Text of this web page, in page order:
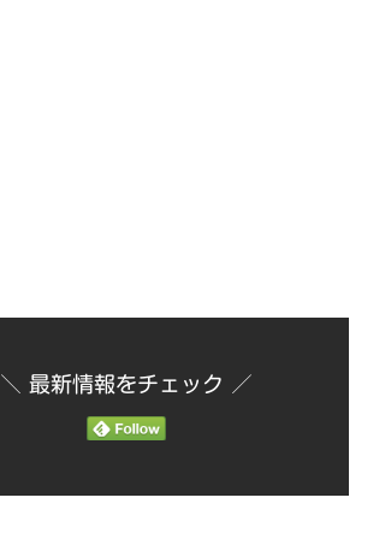
＼ 最新情報をチェック ／